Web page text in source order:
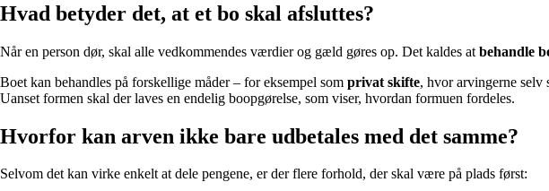
Hvad betyder det, at et bo skal afsluttes?
Når en person dør, skal alle vedkommendes værdier og gæld gøres op. Det kaldes at behandle
Boet kan behandles på forskellige måder – for eksempel som privat skifte, hvor arvingerne selv
Uanset formen skal der laves en endelig boopgørelse, som viser, hvordan formuen fordeles.
Hvorfor kan arven ikke bare udbetales med det samme?
Selvom det kan virke enkelt at dele pengene, er der flere forhold, der skal være på plads først: